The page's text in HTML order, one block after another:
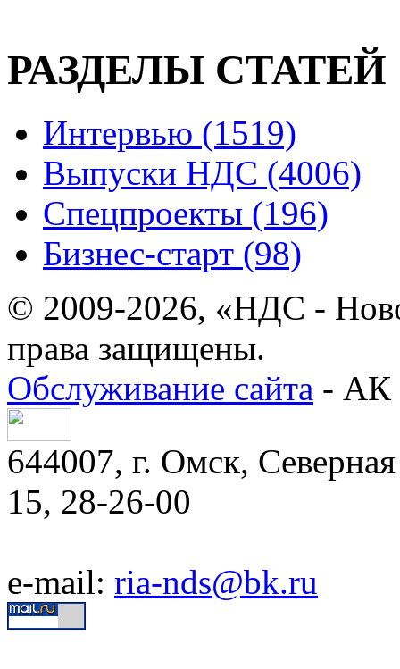
РАЗДЕЛЫ СТАТЕЙ
Интервью (1519)
Выпуски НДС (4006)
Спецпроекты (196)
Бизнес-старт (98)
© 2009-2026, «НДС -
права защищены.
Обслуживание сайта - АК
644007, г. Омск,
15, 28-26-00
e-mail: ria-nds@bk.ru